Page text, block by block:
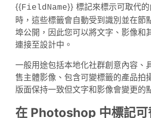
{{FieldName}} 標記來標示可取代
時，這些標籤會自動受到識別並在節
埠公開，因此您可以將文字、影像和
連接至設計中。
一般用途包括本地化社群創意內容、
售主體影像、包含可變標籤的產品拍
版面保持一致但文字和影像會變更的
在 Photoshop 中標記可